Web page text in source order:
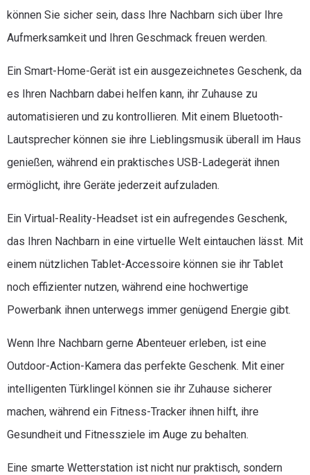
können Sie sicher sein, dass Ihre Nachbarn sich über Ihre
Aufmerksamkeit und Ihren Geschmack freuen werden.
Ein Smart-Home-Gerät ist ein ausgezeichnetes Geschenk, da
es Ihren Nachbarn dabei helfen kann, ihr Zuhause zu
automatisieren und zu kontrollieren. Mit einem Bluetooth-
Lautsprecher können sie ihre Lieblingsmusik überall im Haus
genießen, während ein praktisches USB-Ladegerät ihnen
ermöglicht, ihre Geräte jederzeit aufzuladen.
Ein Virtual-Reality-Headset ist ein aufregendes Geschenk,
das Ihren Nachbarn in eine virtuelle Welt eintauchen lässt. Mit
einem nützlichen Tablet-Accessoire können sie ihr Tablet
noch effizienter nutzen, während eine hochwertige
Powerbank ihnen unterwegs immer genügend Energie gibt.
Wenn Ihre Nachbarn gerne Abenteuer erleben, ist eine
Outdoor-Action-Kamera das perfekte Geschenk. Mit einer
intelligenten Türklingel können sie ihr Zuhause sicherer
machen, während ein Fitness-Tracker ihnen hilft, ihre
Gesundheit und Fitnessziele im Auge zu behalten.
Eine smarte Wetterstation ist nicht nur praktisch, sondern